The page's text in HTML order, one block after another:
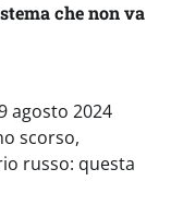
che non va
agosto 2024
scorso,
russo: questa